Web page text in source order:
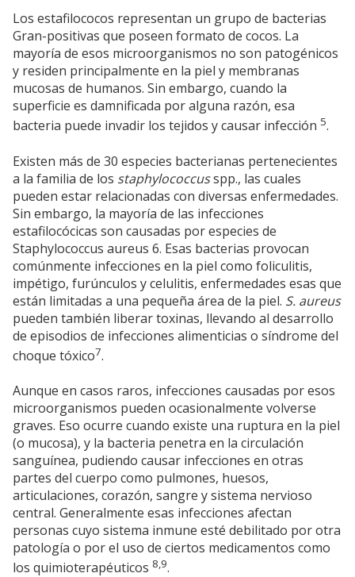
Los estafilococos representan un grupo de bacterias
Gran-positivas que poseen formato de cocos. La
mayoría de esos microorganismos no son patogénicos
y residen principalmente en la piel y membranas
mucosas de humanos. Sin embargo, cuando la
superficie es damnificada por alguna razón, esa
bacteria puede invadir los tejidos y causar infección 5.
Existen más de 30 especies bacterianas pertenecientes
a la familia de los staphylococcusspp., las cuales
pueden estar relacionadas con diversas enfermedades.
Sin embargo, la mayoría de las infecciones
estafilocócicas son causadas por especies de
Staphylococcus aureus 6. Esas bacterias provocan
comúnmente infecciones en la piel como foliculitis,
impétigo, furúnculos y celulitis, enfermedades esas que
están limitadas a una pequeña área de la piel. S. aureus
pueden también liberar toxinas, llevando al desarrollo
de episodios de infecciones alimenticias o síndrome del
choque tóxico7.
Aunque en casos raros, infecciones causadas por esos
microorganismos pueden ocasionalmente volverse
graves. Eso ocurre cuando existe una ruptura en la piel
(o mucosa), y la bacteria penetra en la circulación
sanguínea, pudiendo causar infecciones en otras
partes del cuerpo como pulmones, huesos,
articulaciones, corazón, sangre y sistema nervioso
central. Generalmente esas infecciones afectan
personas cuyo sistema inmune esté debilitado por otra
patología o por el uso de ciertos medicamentos como
los quimioterapéuticos 8,9.